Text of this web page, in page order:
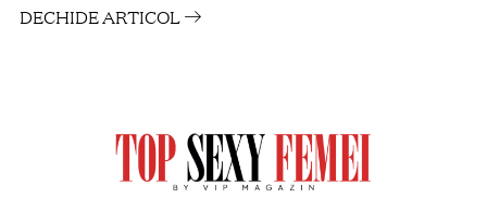
DECHIDE ARTICOL